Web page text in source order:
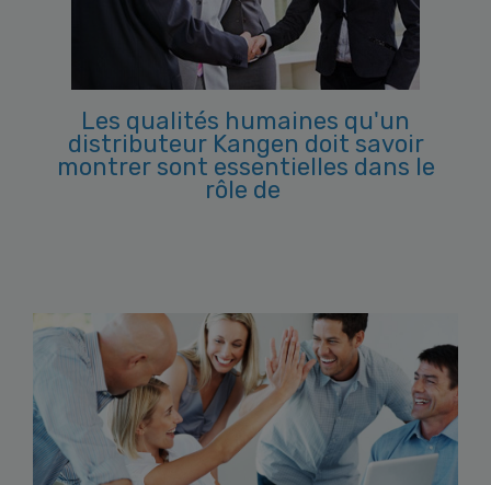
Les qualités humaines qu'un
distributeur Kangen doit savoir
montrer sont essentielles dans le
rôle de